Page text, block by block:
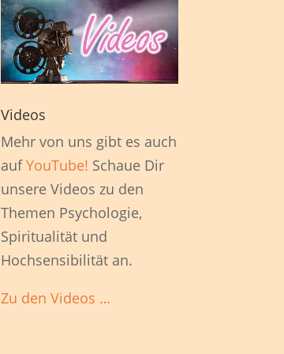
Videos
Mehr von uns gibt es auch
aufYouTube! Schaue Dir
unsere Videos zu den
Themen Psychologie,
Spiritualität und
Hochsensibilität an.
Zu den Videos …